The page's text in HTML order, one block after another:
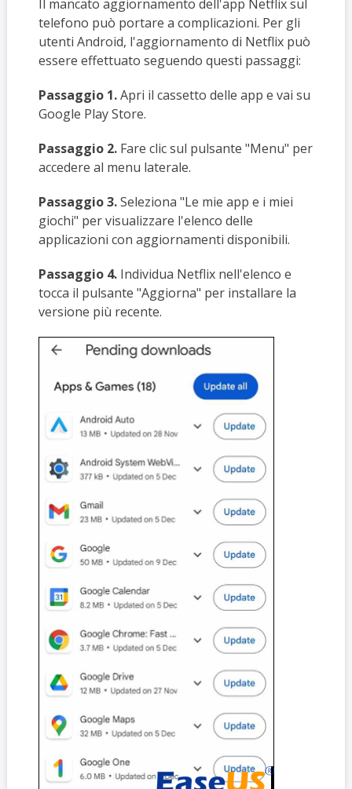
Il mancato aggiornamento dell'app Netflix sul
telefono può portare a complicazioni. Per gli
utenti Android, l'aggiornamento di Netflix può
essere effettuato seguendo questi passaggi:
Passaggio 1.Apri il cassetto delle app e vai su
Google Play Store.
Passaggio 2.Fare clic sul pulsante "Menu" per
accedere al menu laterale.
Passaggio 3.Seleziona "Le mie app e i miei
giochi" per visualizzare l'elenco delle
applicazioni con aggiornamenti disponibili.
Passaggio 4.Individua Netflix nell'elenco e
tocca il pulsante "Aggiorna" per installare la
versione più recente.